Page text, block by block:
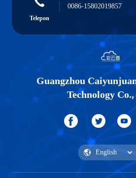
Telepon
0086-15802019857
Guangzhou
Technology